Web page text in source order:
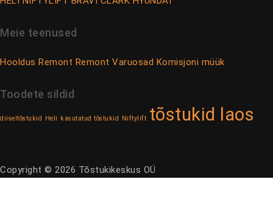
Meie teenused
Hooldus Remont Remont Varuosad Komisjoni müük
Toodete sildid
diiseltõstukid Heli kasutatud tõstukid Niftylift tõstukid laos
Copyright © 2026 Tõstukikeskus OÜ